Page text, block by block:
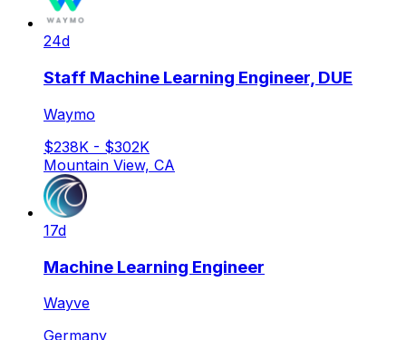
24d
Staff Machine Learning Engineer, DUE
Waymo
$238K - $302K
Mountain View, CA
17d
Machine Learning Engineer
Wayve
Germany